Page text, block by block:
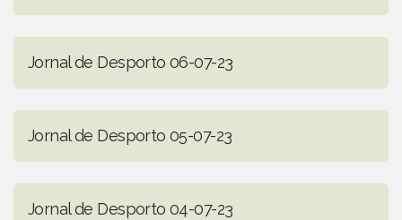
Jornal de Desporto 06-07-23
Jornal de Desporto 05-07-23
Jornal de Desporto 04-07-23